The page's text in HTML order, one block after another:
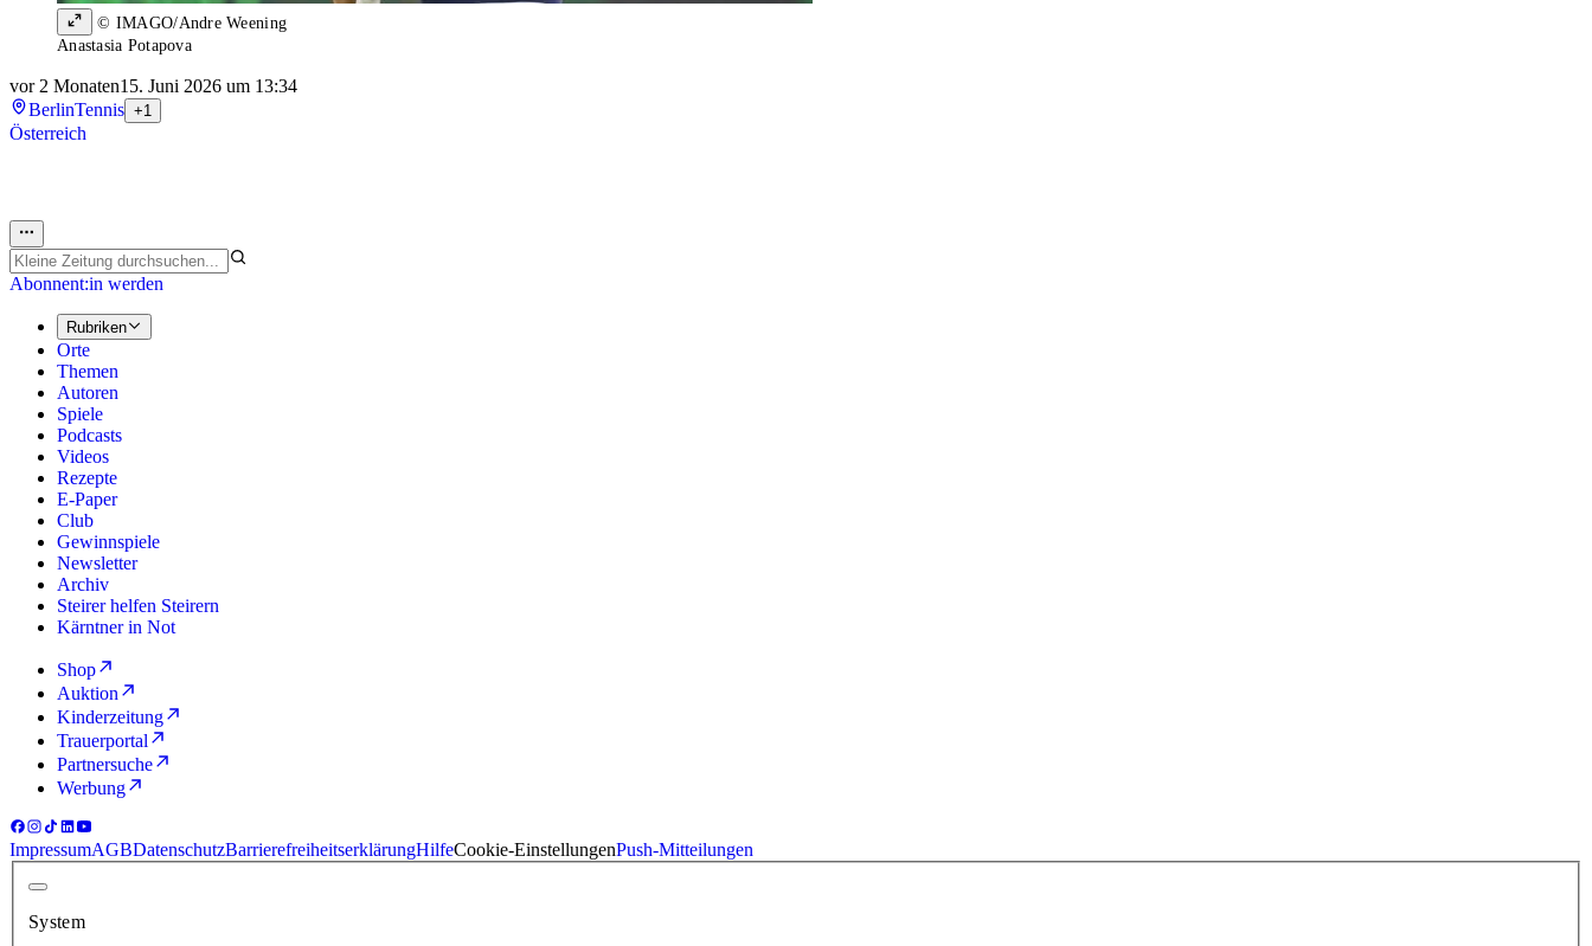
© IMAGO/Andre Weening
Anastasia Potapova
vor 2 Monaten15. Juni 2026 um 13:34
BerlinTennis +1
Österreich
Abonnent:in werden
Rubriken
Orte
Themen
Autoren
Spiele
Podcasts
Videos
Rezepte
E-Paper
Club
Gewinnspiele
Newsletter
Archiv
Steirer helfen Steirern
Kärntner in Not
Shop
Auktion
Kinderzeitung
Trauerportal
Partnersuche
Werbung
ImpressumAGBDatenschutzBarrierefreiheitserklärungHilfeCookie-EinstellungenPush-Mitteilungen
System